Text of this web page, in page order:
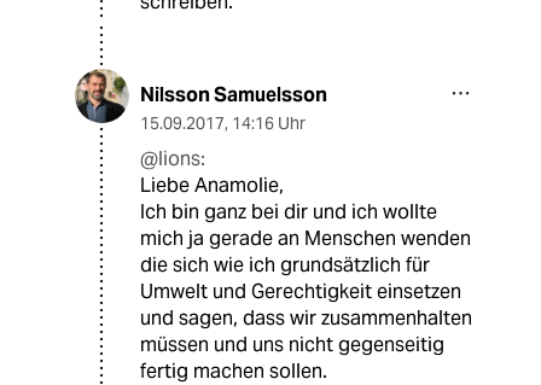
Nilsson Samuelsson
15.09.2017, 14:16 Uhr
@lions:
Liebe Anamolie,
Ich bin ganz bei dir und ich wollte
mich ja gerade an Menschen wenden
die sich wie ich grundsätzlich für
Umwelt und Gerechtigkeit einsetzen
und sagen, dass wir zusammenhalten
müssen und uns nicht gegenseitig
fertig machen sollen.